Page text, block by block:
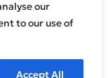
our
to our use of
Accept All